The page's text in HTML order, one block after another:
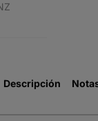
Descripción